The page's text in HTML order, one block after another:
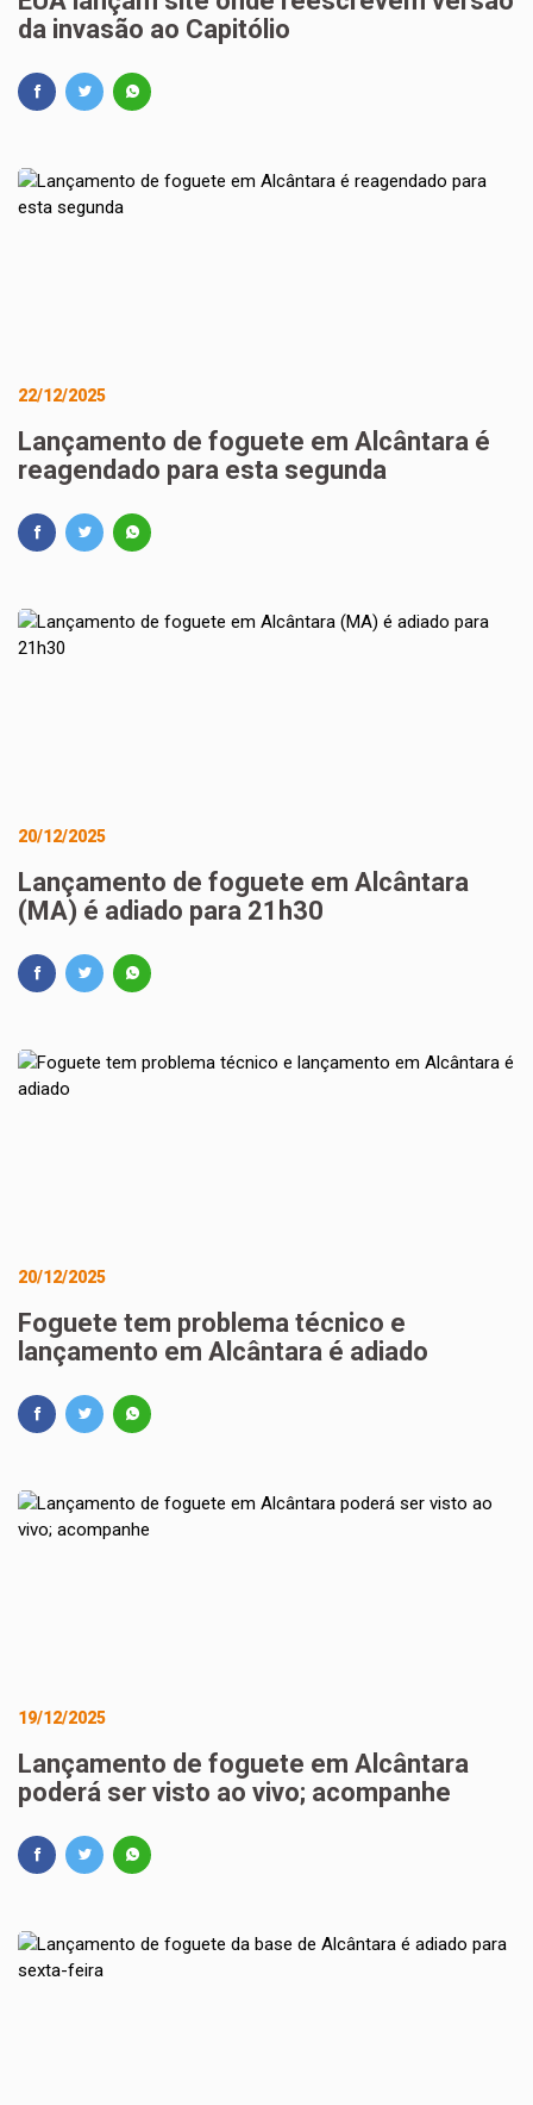
da invasão ao Capitólio
22/12/2025
Lançamento de foguete em Alcântara é
reagendado para esta segunda
20/12/2025
Lançamento de foguete em Alcântara
(MA) é adiado para 21h30
20/12/2025
Foguete tem problema técnico e
lançamento em Alcântara é adiado
19/12/2025
Lançamento de foguete em Alcântara
poderá ser visto ao vivo; acompanhe